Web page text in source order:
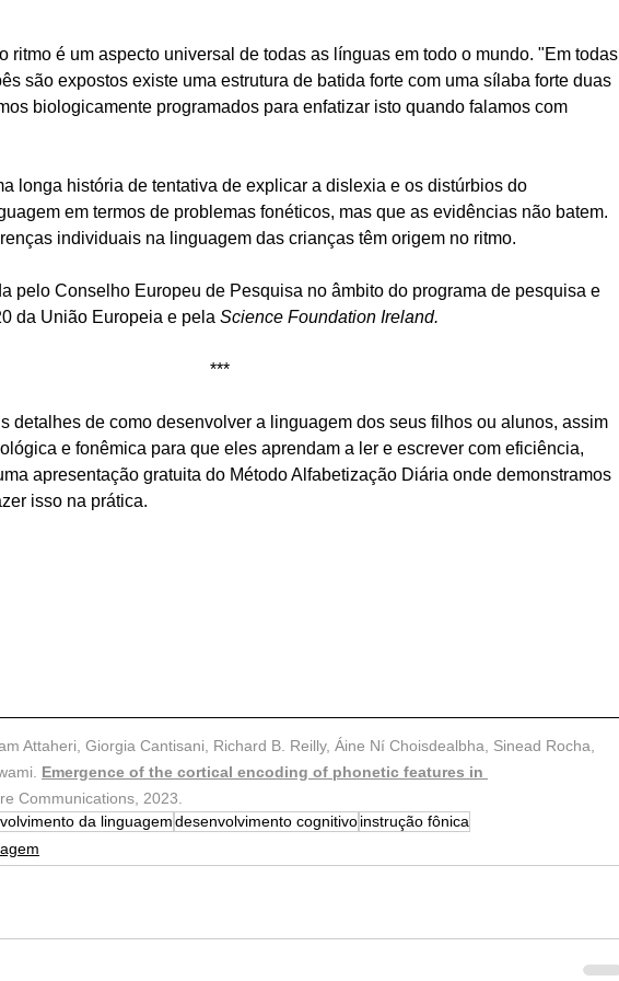
ritmo é um aspecto universal de todas as línguas em todo o mundo. "Em todas
são expostos existe uma estrutura de batida forte com uma sílaba forte duas
biologicamente programados para enfatizar isto quando falamos com
longa história de tentativa de explicar a dislexia e os distúrbios do
em termos de problemas fonéticos, mas que as evidências não batem.
individuais na linguagem das crianças têm origem no ritmo.
pelo Conselho Europeu de Pesquisa no âmbito do programa de pesquisa e
da União Europeia e pela Science Foundation Ireland.
***
detalhes de como desenvolver a linguagem dos seus filhos ou alunos, assim
e fonêmica para que eles aprendam a ler e escrever com eficiência,
apresentação gratuita do Método Alfabetização Diária onde demonstramos
isso na prática.
Attaheri, Giorgia Cantisani, Richard B. Reilly, Áine Ní Choisdealbha, Sinead Rocha,
Emergence of the cortical encoding of phonetic features in
Communications, 2023.
da linguagemdesenvolvimento cognitivoinstrução fônica